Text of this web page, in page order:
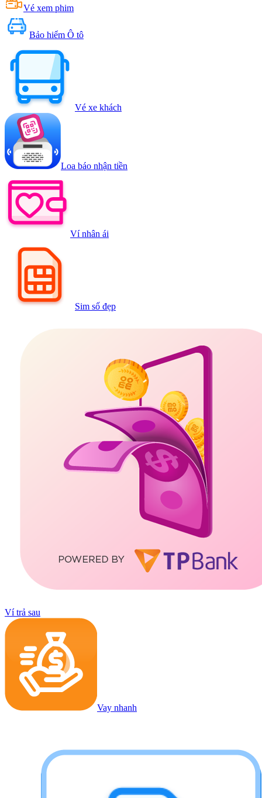
Vé xem phim
Bảo hiểm Ô tô
Vé xe khách
Loa báo nhận tiền
Ví nhân ái
Sim số đẹp
Ví trả sau
Vay nhanh